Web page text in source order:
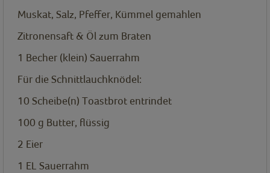
Muskat, Salz, Pfeffer, Kümmel gemahlen
Zitronensaft & Öl zum Braten
1 Becher (klein) Sauerrahm
Für die Schnittlauchknödel:
10 Scheibe(n) Toastbrot entrindet
100 g Butter, flüssig
2 Eier
1 EL Sauerrahm